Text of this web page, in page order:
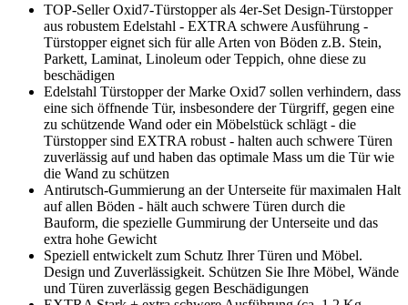
TOP-Seller Oxid7-Türstopper als 4er-Set Design-Türstopper
aus robustem Edelstahl - EXTRA schwere Ausführung -
Türstopper eignet sich für alle Arten von Böden z.B. Stein,
Parkett, Laminat, Linoleum oder Teppich, ohne diese zu
beschädigen
Edelstahl Türstopper der Marke Oxid7 sollen verhindern, dass
eine sich öffnende Tür, insbesondere der Türgriff, gegen eine
zu schützende Wand oder ein Möbelstück schlägt - die
Türstopper sind EXTRA robust - halten auch schwere Türen
zuverlässig auf und haben das optimale Mass um die Tür wie
die Wand zu schützen
Antirutsch-Gummierung an der Unterseite für maximalen Halt
auf allen Böden - hält auch schwere Türen durch die
Bauform, die spezielle Gummirung der Unterseite und das
extra hohe Gewicht
Speziell entwickelt zum Schutz Ihrer Türen und Möbel.
Design und Zuverlässigkeit. Schützen Sie Ihre Möbel, Wände
und Türen zuverlässig gegen Beschädigungen